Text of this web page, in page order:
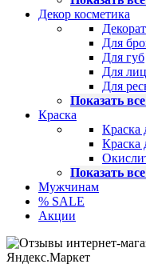
Декор косметика
Для
Для губ
Для
Для
Показать
Краска
Краска
Краска
Показать
Мужчинам
% SALE
Акции